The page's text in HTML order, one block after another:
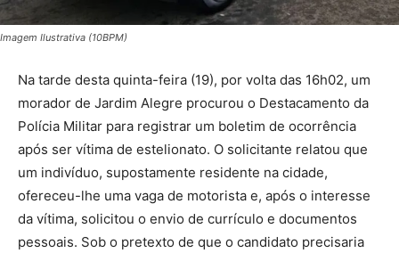
Imagem Ilustrativa (10BPM)
Na tarde desta quinta-feira (19), por volta das 16h02, um
morador de Jardim Alegre procurou o Destacamento da
Polícia Militar para registrar um boletim de ocorrência
após ser vítima de estelionato. O solicitante relatou que
um indivíduo, supostamente residente na cidade,
ofereceu-lhe uma vaga de motorista e, após o interesse
da vítima, solicitou o envio de currículo e documentos
pessoais. Sob o pretexto de que o candidato precisaria